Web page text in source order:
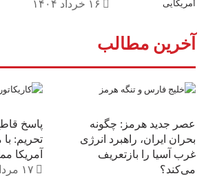
حیاتی محروم خواهد ساخت. از بُعد
این رویکرد به معنای پایان اعتبار
سیاست‌های رسمی ایالات متحده
حقوقی هر مهاجر می‌تواند با
رئیس‌جمهور جدید نابود شود./منبع
۱۶ خرداد ۱۴۰۴
آخرین مطالب
عصر جدید هرمز: چگونه
بحران ایران، راهبرد انرژی
غرب آسیا را بازتعریف
می‌کند؟
پاسخ
تحریم:
آمریکا
۱۷ مرداد ۱۴۰۵